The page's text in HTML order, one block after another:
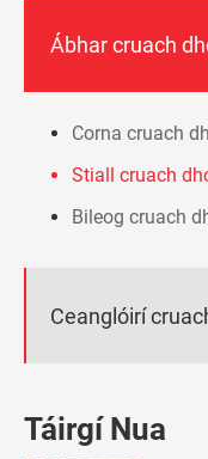
Ábhar cruach
Corna cruach
Stiall cruach
Bileog cruach
Ceanglóirí
Táirgí Nua